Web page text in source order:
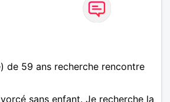
de 59 ans recherche rencontre
sans enfant. Je recherche la